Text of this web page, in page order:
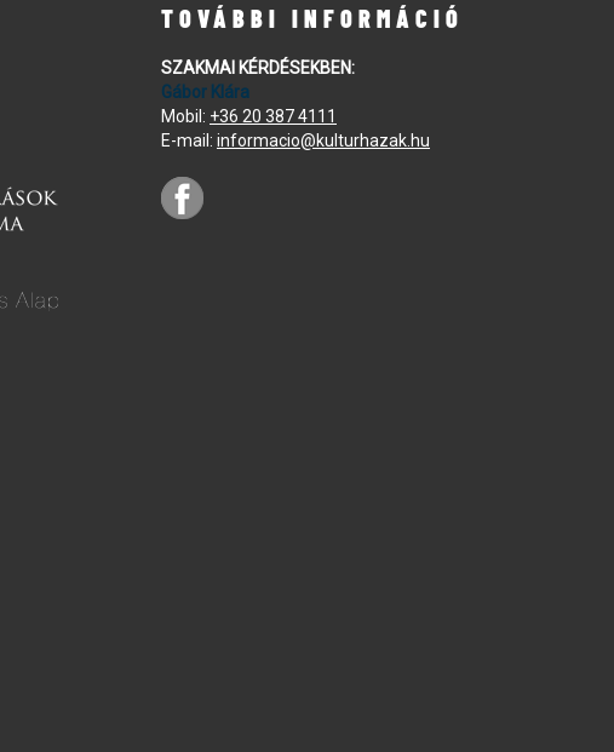
TOVÁBBI INFORMÁCIÓ
SZAKMAI KÉRDÉSEKBEN:
Gábor Klára
Mobil: +36 20 387 4111
E-mail: informacio@kulturhazak.hu